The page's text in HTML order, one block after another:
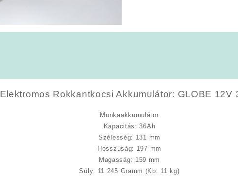
Elektromos Rokkantkocsi Akkumulátor: GLOBE 12V
Munkaakkumulátor
Kapacitás : 36Ah
Szélesség: 131 mm
Hosszúság: 197 mm
Magasság: 159 mm
Súly: 11 245 Gramm (Kb. 11 kg)